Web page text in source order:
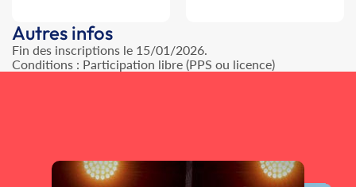
Autres infos
Fin des inscriptions le 15/01/2026.
Conditions : Participation libre (PPS ou licence)